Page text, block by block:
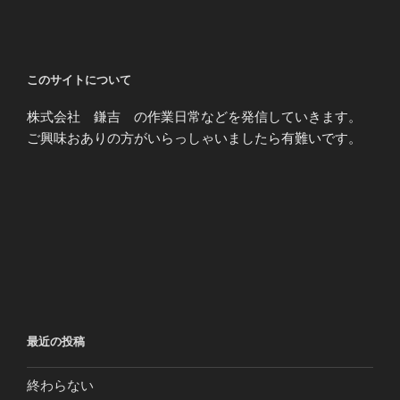
このサイトについて
株式会社 鎌吉 の作業日常などを発信していきます。
ご興味おありの方がいらっしゃいましたら有難いです。
最近の投稿
終わらない